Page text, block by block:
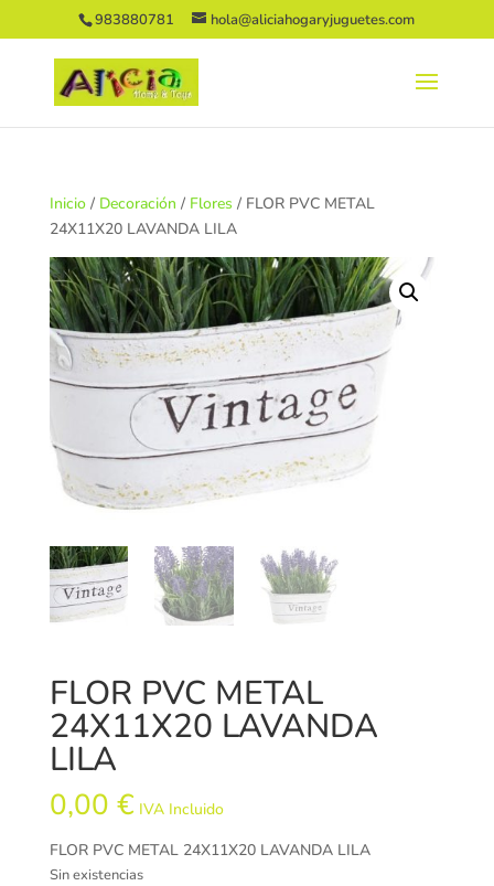
983880781 hola@aliciahogaryjuguetes.com
Inicio/ Decoración / Flores / FLOR PVC METAL
24X11X20 LAVANDA LILA
FLOR PVC METAL
24X11X20 LAVANDA
LILA
0,00 € IVA Incluido
FLOR PVC METAL 24X11X20 LAVANDA LILA
Sin existencias